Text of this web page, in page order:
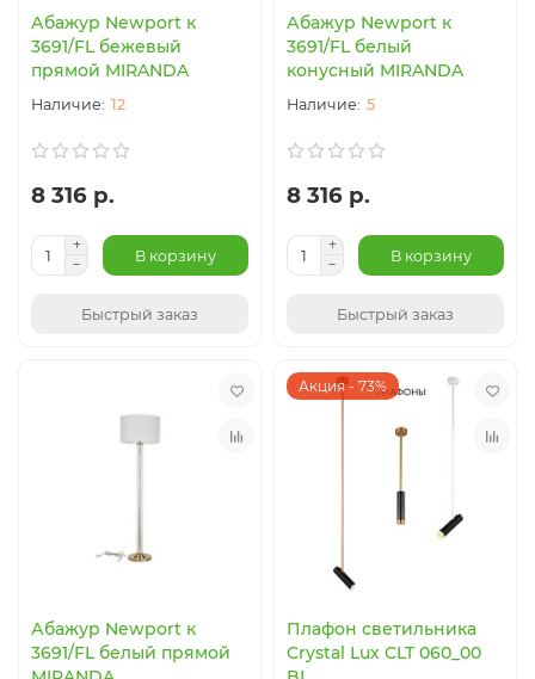
Абажур Newport к
3691/FL бежевый
прямой MIRANDA
12
8 316 р.
В корзину
Быстрый заказ
Абажур Newport к
3691/FL белый
конусный MIRANDA
5
8 316 р.
В корзину
Быстрый заказ
Абажур Newport к
3691/FL белый прямой
Акция - 73%
Плафон светильника
Crystal Lux CLT 060_00